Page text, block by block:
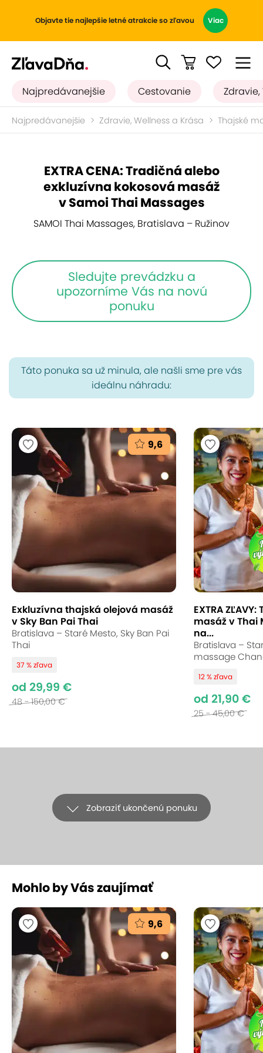
Objavte tie najlepšie letné atrakcie so zľavou Viac
Najpredávanejšie Cestovanie Zdravie,
Najpredávanejšie Zdravie, Wellness a Krása Thajské
EXTRA CENA: Tradičná alebo
exkluzívna kokosová masáž
v Samoi Thai Massages
SAMOI Thai Massages, Bratislava – Ružinov
Sledujte prevádzku a
upozorníme Vás na novú
ponuku
Táto ponuka sa už minula, ale našli sme pre vás
ideálnu náhradu:
9,6
Exkluzívna thajská olejová masáž
v Sky Ban Pai Thai
Bratislava – Staré Mesto, Sky Ban Pai
Thai
37 % zľava
od 29,99 €
48 - 150,00 €
EXTRA
masáž v Thai
na...
Bratislava –
massage
12 % zľava
od 21,90 €
25 - 45,00 €
Zobraziť ukončenú ponuku
EXTRA CENA: Tradičná alebo
exkluzívna kokosová masáž v Samoi
Thai Massages
SAMOI Thai Massages, Bratislava – Ružinov (mapa)
Vynikajúce hodnotenie
Tradičná thajská masáž sa v minulosti vykonávala
Mohlo by Vás zaujímať
9,6